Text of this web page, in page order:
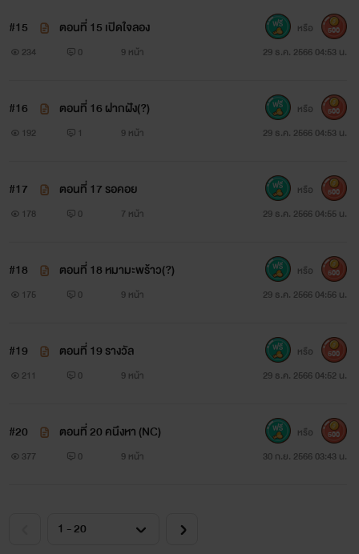
#15 ตอนที่ 15 เปิดใจลอง
234 0 9 หน้า 29 ธ.ค. 2566 04:53 น.
หรือ 500
#16 ตอนที่ 16 ฝากฝัง(?)
192 1 9 หน้า 29 ธ.ค. 2566 04:53 น.
หรือ 500
#17 ตอนที่ 17 รอคอย
178 0 7 หน้า 29 ธ.ค. 2566 04:55 น.
หรือ 500
#18 ตอนที่ 18 หมามะพร้าว(?)
175 0 9 หน้า 29 ธ.ค. 2566 04:56 น.
หรือ 500
#19 ตอนที่ 19 รางวัล
211 0 9 หน้า 29 ธ.ค. 2566 04:52 น.
หรือ 500
#20 ตอนที่ 20 คนึงหา (NC)
377 0 9 หน้า 30 ก.ย. 2566 03:43 น.
หรือ 500